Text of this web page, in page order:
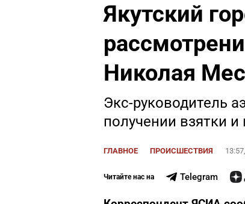
Якутский
Николая
Экс-руководитель
получении взятки
ГЛАВНОЕ ПРОИСШЕСТВИЯ
Читайте нас на Telegram